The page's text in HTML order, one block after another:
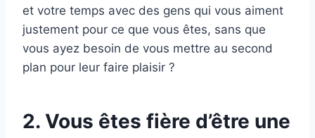
et votre temps avec des gens qui vous aiment
justement pour ce que vous êtes, sans que
vous ayez besoin de vous mettre au second
plan pour leur faire plaisir ?
2. Vous êtes fière d’être une